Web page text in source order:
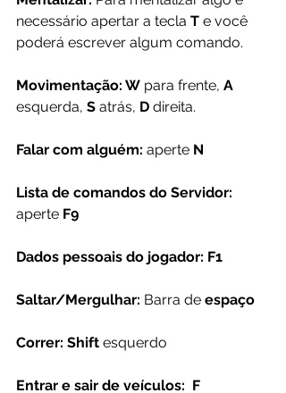
necessário apertar a tecla T e você
poderá escrever algum comando.
Movimentação: W para frente, A
esquerda, S atrás, D direita.
Falar com alguém: aperte N
Lista de comandos do Servidor:
aperte F9
Dados pessoais do jogador: F1
Saltar/Mergulhar: Barra de espaço
Correr: Shift esquerdo
Entrar e sair de veículos:  F